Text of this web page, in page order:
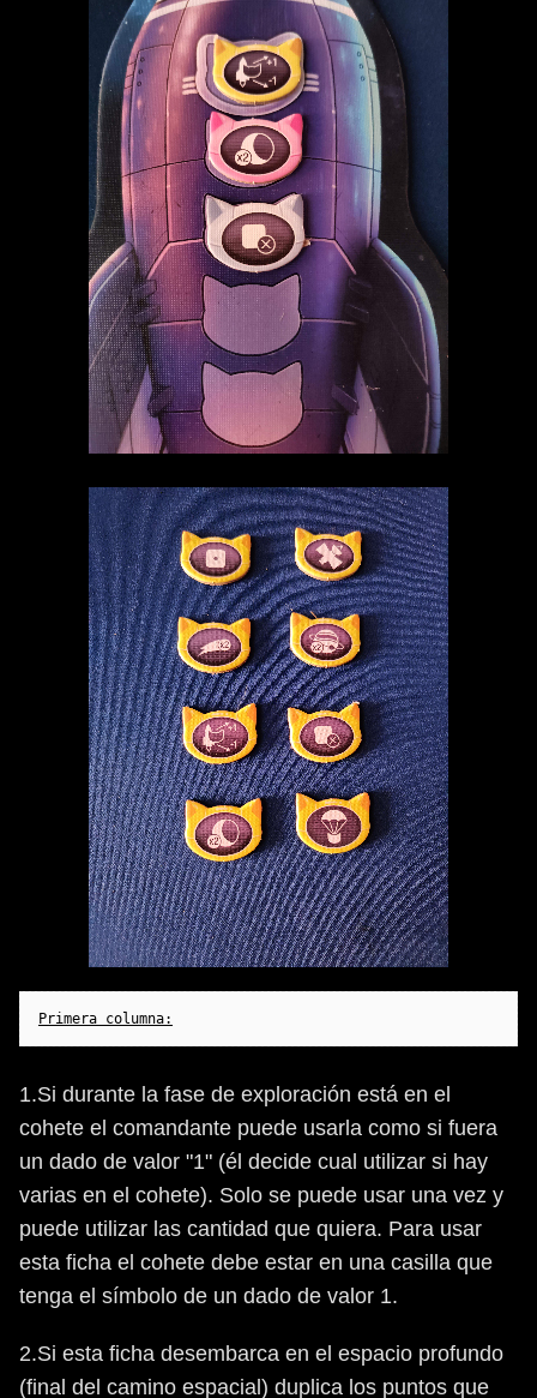
Primera columna:
1.Si durante la fase de exploración está en el
cohete el comandante puede usarla como si fuera
un dado de valor "1" (él decide cual utilizar si hay
varias en el cohete). Solo se puede usar una vez y
puede utilizar las cantidad que quiera. Para usar
esta ficha el cohete debe estar en una casilla que
tenga el símbolo de un dado de valor 1.
2.Si esta ficha desembarca en el espacio profundo
(final del camino espacial) duplica los puntos que